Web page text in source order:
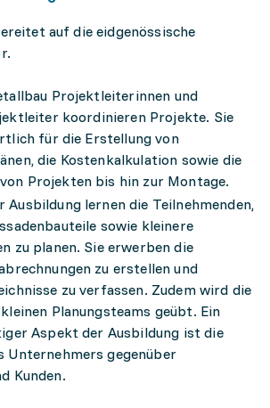
auf die eidgenössische
Projektleiterinnen und
koordinieren Projekte. Sie
für die Erstellung von
die Kostenkalkulation sowie die
Projekten bis hin zur Montage.
Ausbildung lernen die Teilnehmenden,
sowie kleinere
zu planen. Sie erwerben die
zu erstellen und
zu verfassen. Zudem wird die
Planungsteams geübt. Ein
Aspekt der Ausbildung ist die
Unternehmers gegenüber
Kunden.